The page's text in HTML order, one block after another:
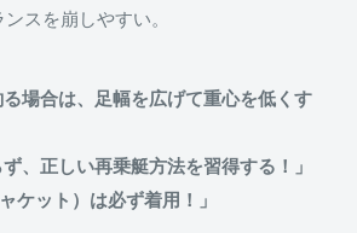
スを崩しやすい。
る場合は、足幅を広げて重心を低くす
ず、正しい再乗艇方法を習得する！」
ケット）は必ず着用！」